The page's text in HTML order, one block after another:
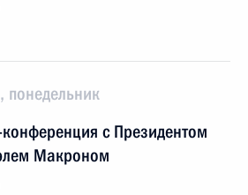
с Президентом
Макроном